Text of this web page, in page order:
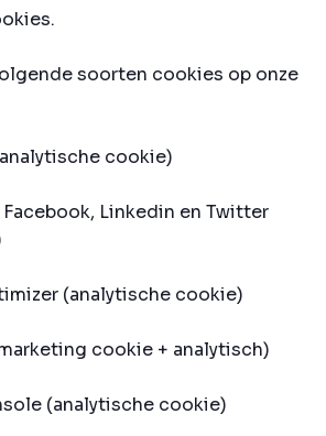
soorten cookies op onze
cookie)
Linkedin en Twitter
(analytische cookie)
cookie + analytisch)
(analytische cookie)